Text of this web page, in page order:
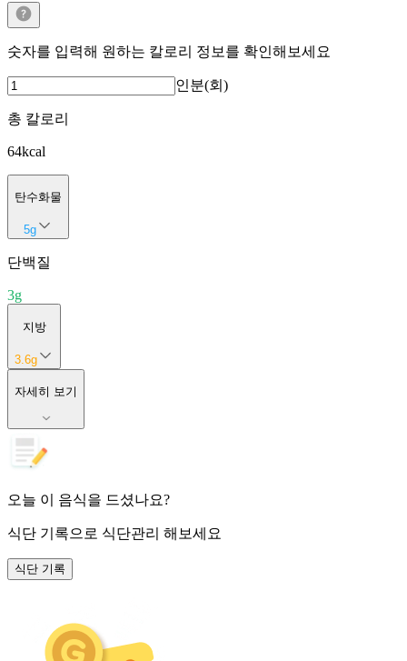
숫자를 입력해 원하는 칼로리 정보를 확인해보세요
인분(회)
총 칼로리
64kcal
탄수화물
5g
단백질
3g
지방
3.6g
자세히 보기
오늘 이 음식을 드셨나요?
식단 기록으로 식단관리 해보세요
식단 기록